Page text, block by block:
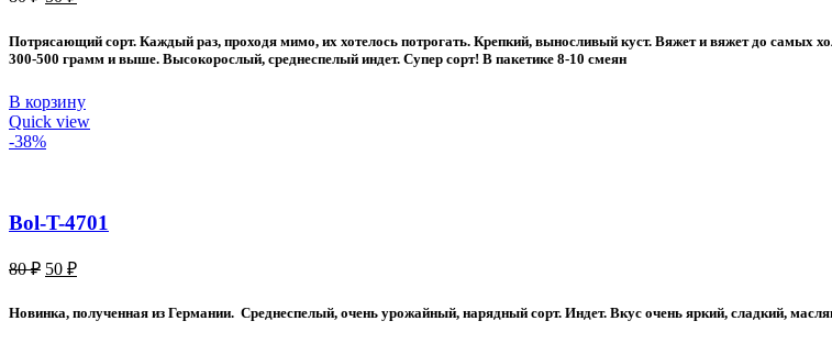
80 ₽.
50 ₽.
Потрясающий сорт. Каждый раз, проходя мимо, их хотелось потрогать. Крепкий, выносливый куст. Вяжет и вяжет до самых
300-500 грамм и выше. Высокорослый, среднеспелый индет. Супер сорт! В пакетике 8-10 смеян
В корзину
Quick view
-38%
Bol-T-4701
80₽ Первоначальная
50 ₽Текущая
50 ₽.
Новинка, полученная из Германии. Среднеспелый, очень урожайный, нарядный сорт. Индет. Вкус очень яркий, сладкий,